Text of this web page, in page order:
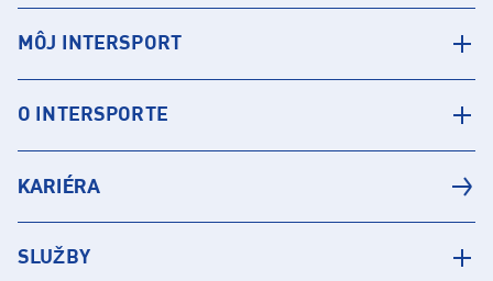
MÔJ INTERSPORT
O INTERSPORTE
KARIÉRA
SLUŽBY